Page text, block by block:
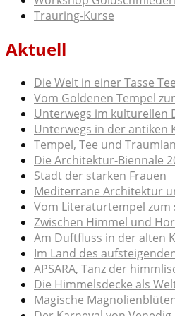
Trauring-Kurse
Aktuell
Die Welt in einer Tasse Tee
Vom Goldenen Tempel
Unterwegs im kulturellen
Unterwegs in der antiken
Tempel, Tee und
Die Architektur-Biennale
Stadt der starken Frauen
Mediterrane Architektur
Vom Literaturtempel
Zwischen Himmel und
Am Duftfluss in der alten
Im Land des
APSARA, Tanz der
Die Himmelsdecke als
Magische